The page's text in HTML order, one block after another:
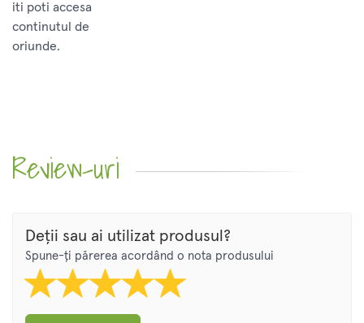
iti poti accesa
continutul de
oriunde.
Review-uri
Deții sau ai utilizat produsul?
Spune-ți părerea acordând o nota produsului